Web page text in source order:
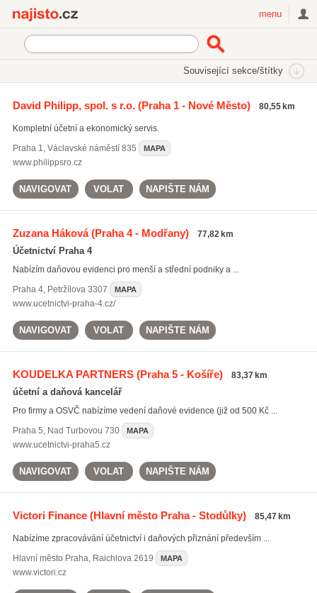
menu
Související sekce/štítky
daňová přiznání(4690)
daňové poradenství(5532)
David Philipp, spol. s r.o.(Praha 1 - Nové Město) 80,55 km
Kompletní účetní a ekonomický servis.
Praha 1, Václavské náměstí 835 MAPA
www.philippsro.cz
NAVIGOVAT VOLAT NAPIŠTE NÁM
Zuzana Háková(Praha 4 - Modřany) 77,82 km
Účetnictví Praha 4
Nabízím daňovou evidenci pro menší a střední podniky a ...
Praha 4, Petržílova 3307 MAPA
www.ucetnictvi-praha-4.cz/
NAVIGOVAT VOLAT NAPIŠTE NÁM
KOUDELKA PARTNERS(Praha 5 - Košíře) 83,37 km
účetní a daňová kancelář
Pro firmy a OSVČ nabízíme vedení daňové evidence (již od 500 Kč ...
Praha 5, Nad Turbovou 730 MAPA
www.ucetnictvi-praha5.cz
NAVIGOVAT VOLAT NAPIŠTE NÁM
Victori Finance(Hlavní město Praha - Stodůlky) 85,47 km
Nabízíme zpracovávání účetnictví i daňových přiznání především ...
Hlavní město Praha, Raichlova 2619 MAPA
www.victori.cz